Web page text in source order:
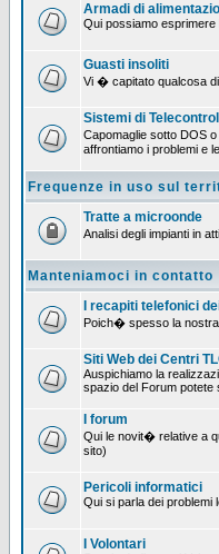
Armadi di
Qui possiamo esprimere
Guasti insoliti
Vi � capitato qualcosa
Sistemi di
Capomaglie sotto DOS
affrontiamo i problemi e
Frequenze in uso sul
Tratte a microonde
Analisi degli impianti in
Manteniamoci in contatto
I recapiti telefonici
Poich� spesso la nostra
Siti Web dei Centri
Auspichiamo la
spazio del Forum potete
I forum
Qui le novit� relative a
sito)
Pericoli informatici
Qui si parla dei problemi
I Volontari